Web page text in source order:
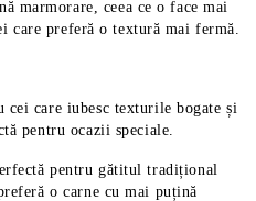
marmorare, ceea ce o face mai
care preferă o textură mai fermă.
cei care iubesc texturile bogate și
pentru ocazii speciale.
pentru gătitul tradițional
o carne cu mai puțină